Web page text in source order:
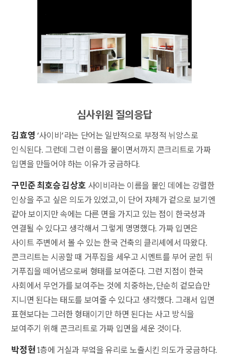
심사위원 질의응답
김효영 ‘사이비’라는 단어는 일반적으로 부정적 뉘앙스로
인식된다. 그런데 그런 이름을 붙이면서까지 콘크리트로 가짜
입면을 만들어야 하는 이유가 궁금하다.
구민준 최호승 김상호 사이비라는 이름을 붙인 데에는 강렬한
인상을 주고 싶은 의도가 있었고, 이 단어 자체가 겉으로 보기엔
같아 보이지만 속에는 다른 면을 가지고 있는 점이 한국성과
연결될 수 있다고 생각해서 그렇게 명명했다. 가짜 입면은
사이트 주변에서 볼 수 있는 한국 건축의 클리셰에서 따왔다.
콘크리트는 시공할 때 거푸집을 세우고 시멘트를 부어 굳힌 뒤
거푸집을 떼어냄으로써 형태를 보여준다. 그런 지점이 한국
사회에서 무언가를 보여주는 것에 치중하는, 단순히 겉모습만
지니면 된다는 태도를 보여줄 수 있다고 생각했다. 그래서 입면
표현보다는 그러한 형태이기만 하면 된다는 사고 방식을
보여주기 위해 콘크리트로 가짜 입면을 세운 것이다.
박정현 1층에 거실과 부엌을 유리로 노출시킨 의도가 궁금하다.